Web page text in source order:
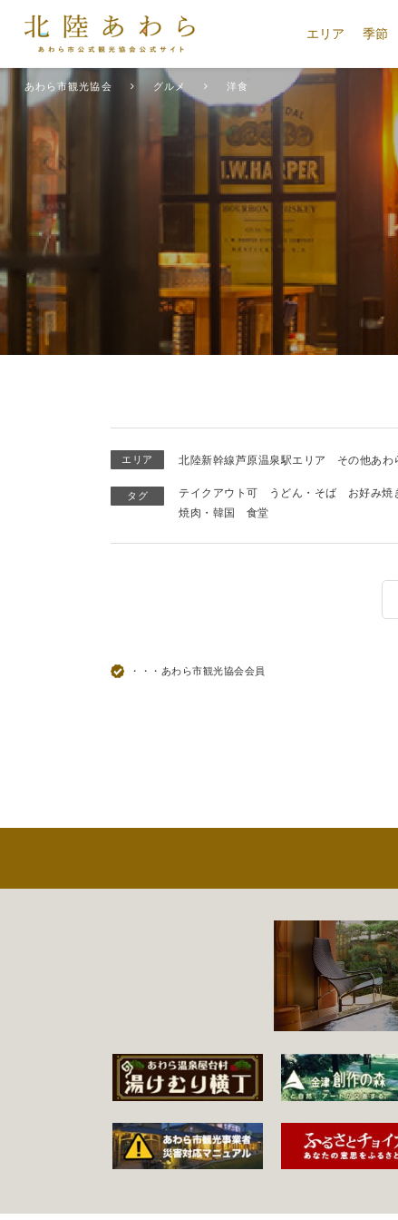
エリア 季節
あわら市観光協会 グルメ 洋食
エリア 北陸新幹線芦原温泉駅エリア その他あわ
タグ テイクアウト可 うどん・そば お好み焼
焼肉・韓国
食堂
・・・あわら市観光協会会員